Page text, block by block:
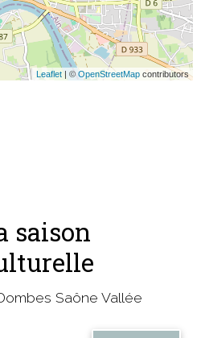
Leaflet | © OpenStreetMap contributors
saison
Saône Vallée